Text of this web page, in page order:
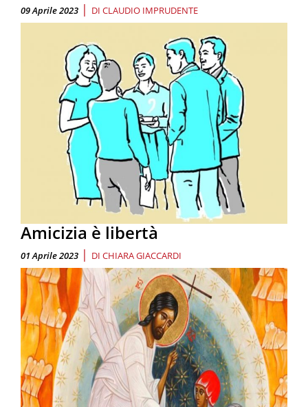
09 Aprile 2023 | DI CLAUDIO IMPRUDENTE
Amicizia è libertà
01 Aprile 2023 | DI CHIARA GIACCARDI